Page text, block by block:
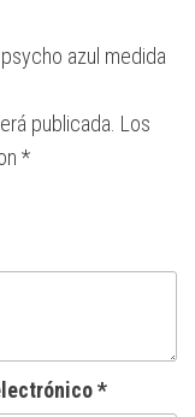
azul medida
publicada. Los
*
*